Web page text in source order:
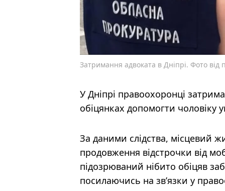
Затримання адвоката в Дніпрі. Фото від
У Дніпрі правоохоронці
обіцянках допомогти
За даними слідства, місцевий
продовження відстрочки від
підозрюваний нібито обіцяв
посилаючись на зв’язки у